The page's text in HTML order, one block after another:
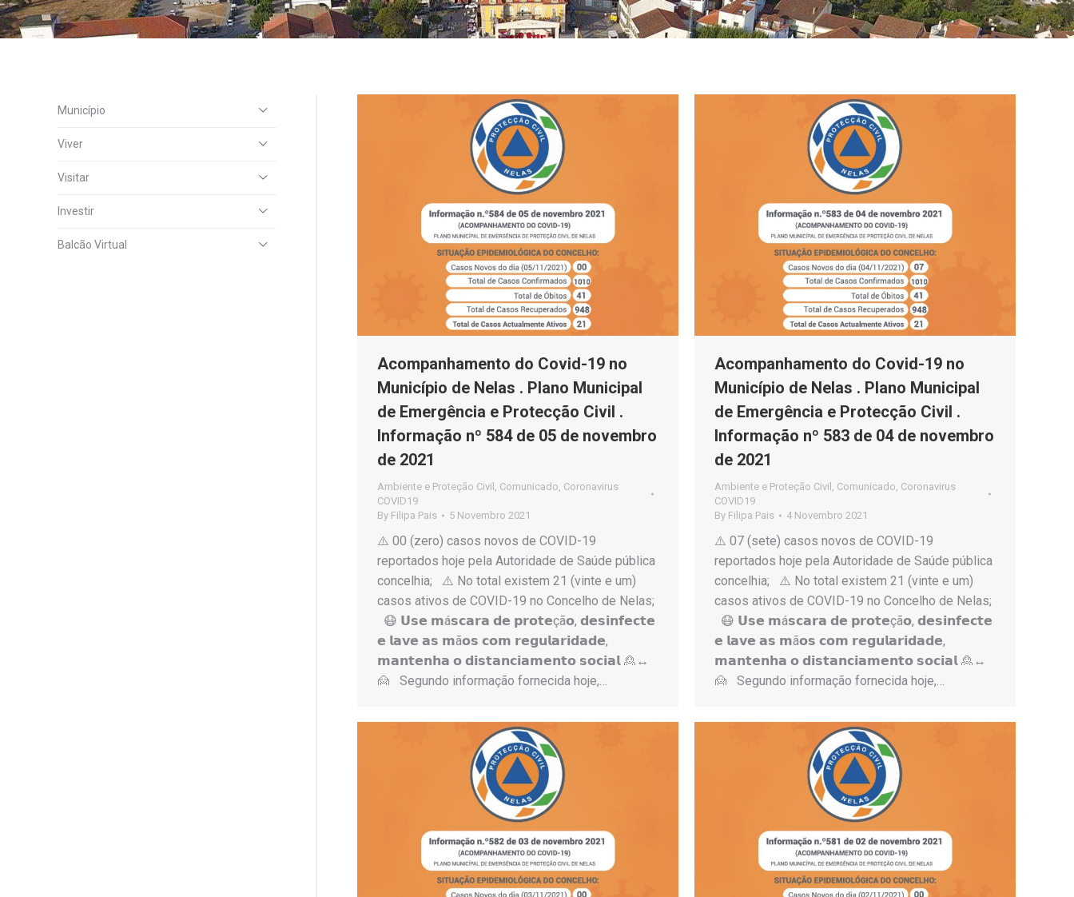
Acompanhamento do Covid-19 no
Município de Nelas . Plano Municipal
de Emergência e Protecção Civil .
Informação nº 584 de 05 de novembro
de 2021
Ambiente e Proteção Civil Comunicado Coronavirus
COVID19
By Filipa Pais 5 Novembro 2021
⚠️ 00 (zero) casos novos de COVID-19
reportados hoje pela Autoridade de Saúde pública
concelhia; ⚠️ No total existem 21 (vinte e um)
casos ativos de COVID-19 no Concelho de Nelas;
😷 𝗨𝘀𝗲 𝗺á𝘀𝗰𝗮𝗿𝗮 𝗱𝗲 𝗽𝗿𝗼𝘁𝗲çã𝗼, 𝗱𝗲𝘀𝗶𝗻𝗳𝗲𝗰𝘁𝗲
𝗲 𝗹𝗮𝘃𝗲 𝗮𝘀 𝗺ã𝗼𝘀 𝗰𝗼𝗺 𝗿𝗲𝗴𝘂𝗹𝗮𝗿𝗶𝗱𝗮𝗱𝗲,
𝗺𝗮𝗻𝘁𝗲𝗻𝗵𝗮 𝗼 𝗱𝗶𝘀𝘁𝗮𝗻𝗰𝗶𝗮𝗺𝗲𝗻𝘁𝗼 𝘀𝗼𝗰𝗶𝗮𝗹 🙎↔️
🙍 Segundo informação fornecida hoje,…
Acompanhamento do Covid-19 no
Município de Nelas . Plano Municipal
de Emergência e Protecção Civil .
Informação nº 583 de 04 de novembro
de 2021
Ambiente e Proteção Civil Comunicado Coronavirus
COVID19
By Filipa Pais 4 Novembro 2021
⚠️ 07 (sete) casos novos de COVID-19
reportados hoje pela Autoridade de Saúde pública
concelhia; ⚠️ No total existem 21 (vinte e um)
casos ativos de COVID-19 no Concelho de Nelas;
😷 𝗨𝘀𝗲 𝗺á𝘀𝗰𝗮𝗿𝗮 𝗱𝗲 𝗽𝗿𝗼𝘁𝗲çã𝗼, 𝗱𝗲𝘀𝗶𝗻𝗳𝗲𝗰𝘁𝗲
𝗲 𝗹𝗮𝘃𝗲 𝗮𝘀 𝗺ã𝗼𝘀 𝗰𝗼𝗺 𝗿𝗲𝗴𝘂𝗹𝗮𝗿𝗶𝗱𝗮𝗱𝗲,
𝗺𝗮𝗻𝘁𝗲𝗻𝗵𝗮 𝗼 𝗱𝗶𝘀𝘁𝗮𝗻𝗰𝗶𝗮𝗺𝗲𝗻𝘁𝗼 𝘀𝗼𝗰𝗶𝗮𝗹 🙎↔️
🙍 Segundo informação fornecida hoje,…
Município
Viver
Visitar
Investir
Balcão Virtual